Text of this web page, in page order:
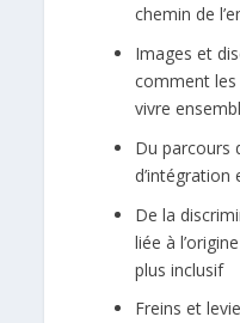
chemin de
Images et
comment
vivre
Du parcours
d’intégration
De la
liée à
plus inclusif
Freins et